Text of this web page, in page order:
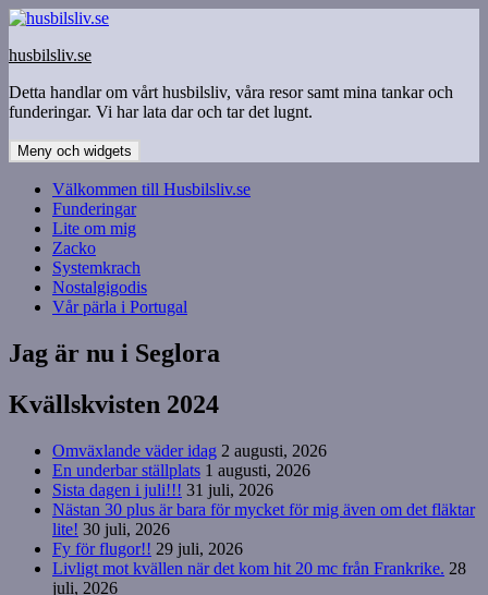
Hoppa
innehåll
husbilsliv.se
Detta handlar om vårt husbilsliv, våra resor samt mina tankar och
funderingar. Vi har lata dar och tar det lugnt.
Meny och widgets
Välkommen till Husbilsliv.se
Funderingar
Lite om mig
Zacko
Systemkrach
Nostalgigodis
Vår pärla i Portugal
Jag är nu i Seglora
Kvällskvisten 2024
Omväxlande väder idag 2 augusti, 2026
En underbar ställplats 1 augusti, 2026
Sista dagen i juli!!! 31 juli, 2026
Nästan 30 plus är bara för mycket för mig även om det fläktar
lite! 30 juli, 2026
Fy för flugor!! 29 juli, 2026
Livligt mot kvällen när det kom hit 20 mc från Frankrike. 28
juli, 2026